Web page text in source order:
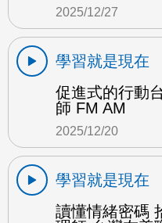
2025/12/27
學習就是現在
促進式的行動
師 FM AM
2025/12/20
學習就是現在
讀懂情緒密碼